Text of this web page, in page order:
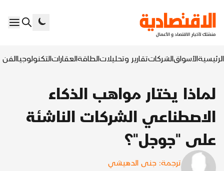
الرئيسيةالأسواقالشركاتتقارير وتحليلاتالطاقةالعقاراتالتكنولوجياالفن
لماذا يختار مواهب الذكاء
الاصطناعي الشركات الناشئة
على "جوجل"؟
ترجمة: جنى الدهيشي